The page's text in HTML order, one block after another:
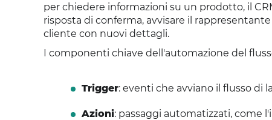
per chiedere informazioni su un prodotto, il
risposta di conferma, avvisare il
cliente con nuovi dettagli.
I componenti chiave dell'automazione del
Trigger: eventi che avviano il flusso di
Azioni: passaggi automatizzati, come